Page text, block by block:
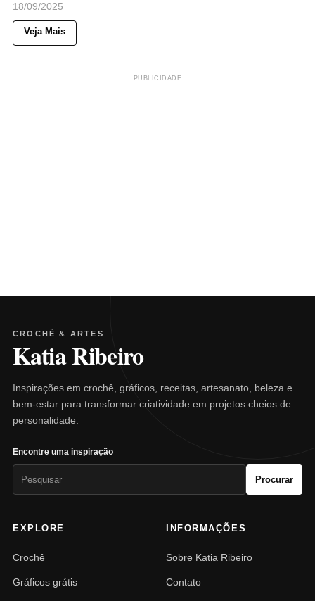
18/09/2025
Veja Mais
PUBLICIDADE
CROCHÊ & ARTES
Katia Ribeiro
Inspirações em crochê, gráficos, receitas, artesanato, beleza e
bem-estar para transformar criatividade em projetos cheios de
personalidade.
Encontre uma inspiração
Procurar
EXPLORE
Crochê
Gráficos grátis
INFORMAÇÕES
Sobre Katia Ribeiro
Contato